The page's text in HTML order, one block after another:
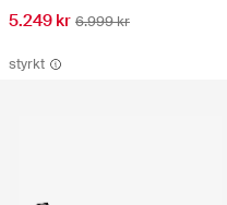
5.249 kr 6.999 kr
styrkt